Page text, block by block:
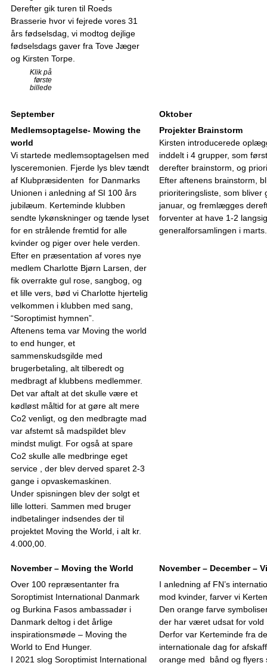
Derefter gik turen til Roeds
Brasserie hvor vi fejrede vores 31
års fødselsdag, vi modtog dejlige
fødselsdags gaver fra Tove Jæger
og Kirsten Torpe.
Klik på
første
billede
September
Oktober
Medlemsoptagelse- Mowing the
world
Vi startede medlemsoptagelsen med
lysceremonien. Fjerde lys blev tændt
af Klubpræsidenten for Danmarks
Unionen i anledning af SI 100 års
jubilæum. Kerteminde klubben
sendte lykønskninger og tænde lyset
for en strålende fremtid for alle
kvinder og piger over hele verden.
Efter en præsentation af vores nye
medlem Charlotte Bjørn Larsen, der
fik overrakte gul rose, sangbog, og
et lille vers, bød vi Charlotte hjertelig
velkommen i klubben med sang,
“Soroptimist hymnen”.
Aftenens tema var Moving the world
to end hunger, et
sammenskudsgilde med
brugerbetaling, alt tilberedt og
medbragt af klubbens medlemmer.
Det var aftalt at det skulle være et
kødløst måltid for at gøre alt mere
Co2 venligt, og den medbragte mad
var afstemt så madspildet blev
mindst muligt. For også at spare
Co2 skulle alle medbringe eget
service , der blev derved sparet 2-3
gange i opvaskemaskinen.
Under spisningen blev der solgt et
lille lotteri. Sammen med bruger
indbetalinger indsendes der til
projektet Moving the World, i alt kr.
4.000,00.
Projekter Brainstorm
Kirsten introducerede
inddelt i 4 grupper, som
derefter brainstorm, og
Efter aftenens brainstorm,
prioriteringsliste, som bliver
januar, og fremlægges
forventer at have 1-2
generalforsamlingen i marts.
November – Moving the World
November – December –
Over 100 repræsentanter fra
Soroptimist International Danmark
og Burkina Fasos ambassadør i
Danmark deltog i det årlige
inspirationsmøde – Moving the
World to End Hunger.
I 2021 slog Soroptimist International
I anledning af FN’s
mod kvinder, farver vi
Den orange farve
der har været udsat for vold
Derfor var Kerteminde fra
internationale dag for
orange med bånd og flyers